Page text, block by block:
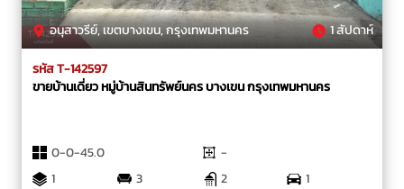
อนุสาวรีย์, เขตบางเขน, กรุงเทพมหานคร 1 สัปดาห์
รหัส T-142597
ขายบ้านเดี่ยว หมู่บ้านสินทรัพย์นคร บางเขน กรุงเทพมหานคร
0-0-45.0
-
1
3 2
1